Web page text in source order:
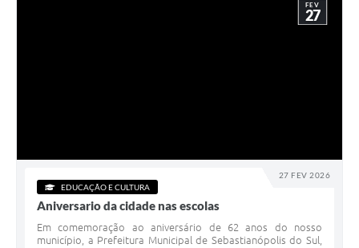
27 FEV 2026
FEV
27
EDUCAÇÃO E CULTURA
Aniversario da cidade nas escolas
Em comemoração ao aniversário de 62 anos do nosso
município, a Prefeitura Municipal de Sebastianópolis do Sul,